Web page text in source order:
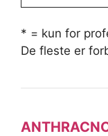
* = kun for
De fleste er